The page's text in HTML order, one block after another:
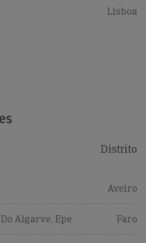
Lisboa
Distrito
Aveiro
Algarve, Epe Faro